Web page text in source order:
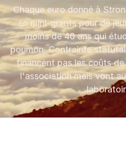
Chaque euro donné à
en mini-grants pour de
moins de 40 ans qui
poumon. Contrainte
financent pas les coûts
l'association mais vont